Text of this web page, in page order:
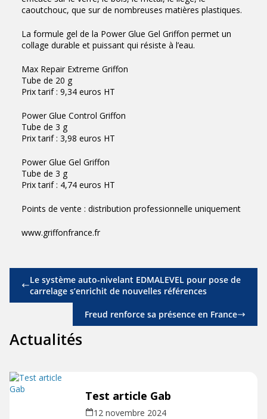
caoutchouc, que sur de nombreuses matières plastiques.
La formule gel de la Power Glue Gel Griffon permet un
collage durable et puissant qui résiste à l’eau.
Max Repair Extreme Griffon
Tube de 20 g
Prix tarif : 9,34 euros HT
Power Glue Control Griffon
Tube de 3 g
Prix tarif : 3,98 euros HT
Power Glue Gel Griffon
Tube de 3 g
Prix tarif : 4,74 euros HT
Points de vente : distribution professionnelle uniquement
www.griffonfrance.fr
Le système auto-nivelant EDMALEVEL pour pose de
carrelage s’enrichit de nouvelles références
Freud renforce sa présence en France
Actualités
Test article Gab
12 novembre 2024